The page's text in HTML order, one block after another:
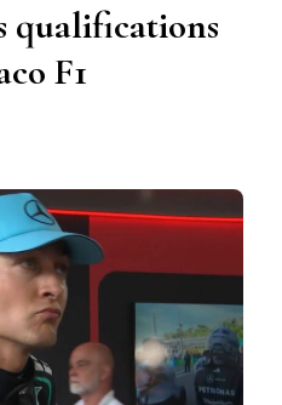
qualifications
F1